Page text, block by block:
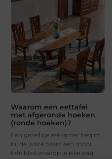
Waarom een eettafel
met afgeronde hoeken
(ronde hoeken)?
Een gezellige eetkamer begint
bij de juiste basis: een mooi
tafelblad waarop je elke dag